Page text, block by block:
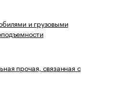
и грузовыми
прочая, связанная с